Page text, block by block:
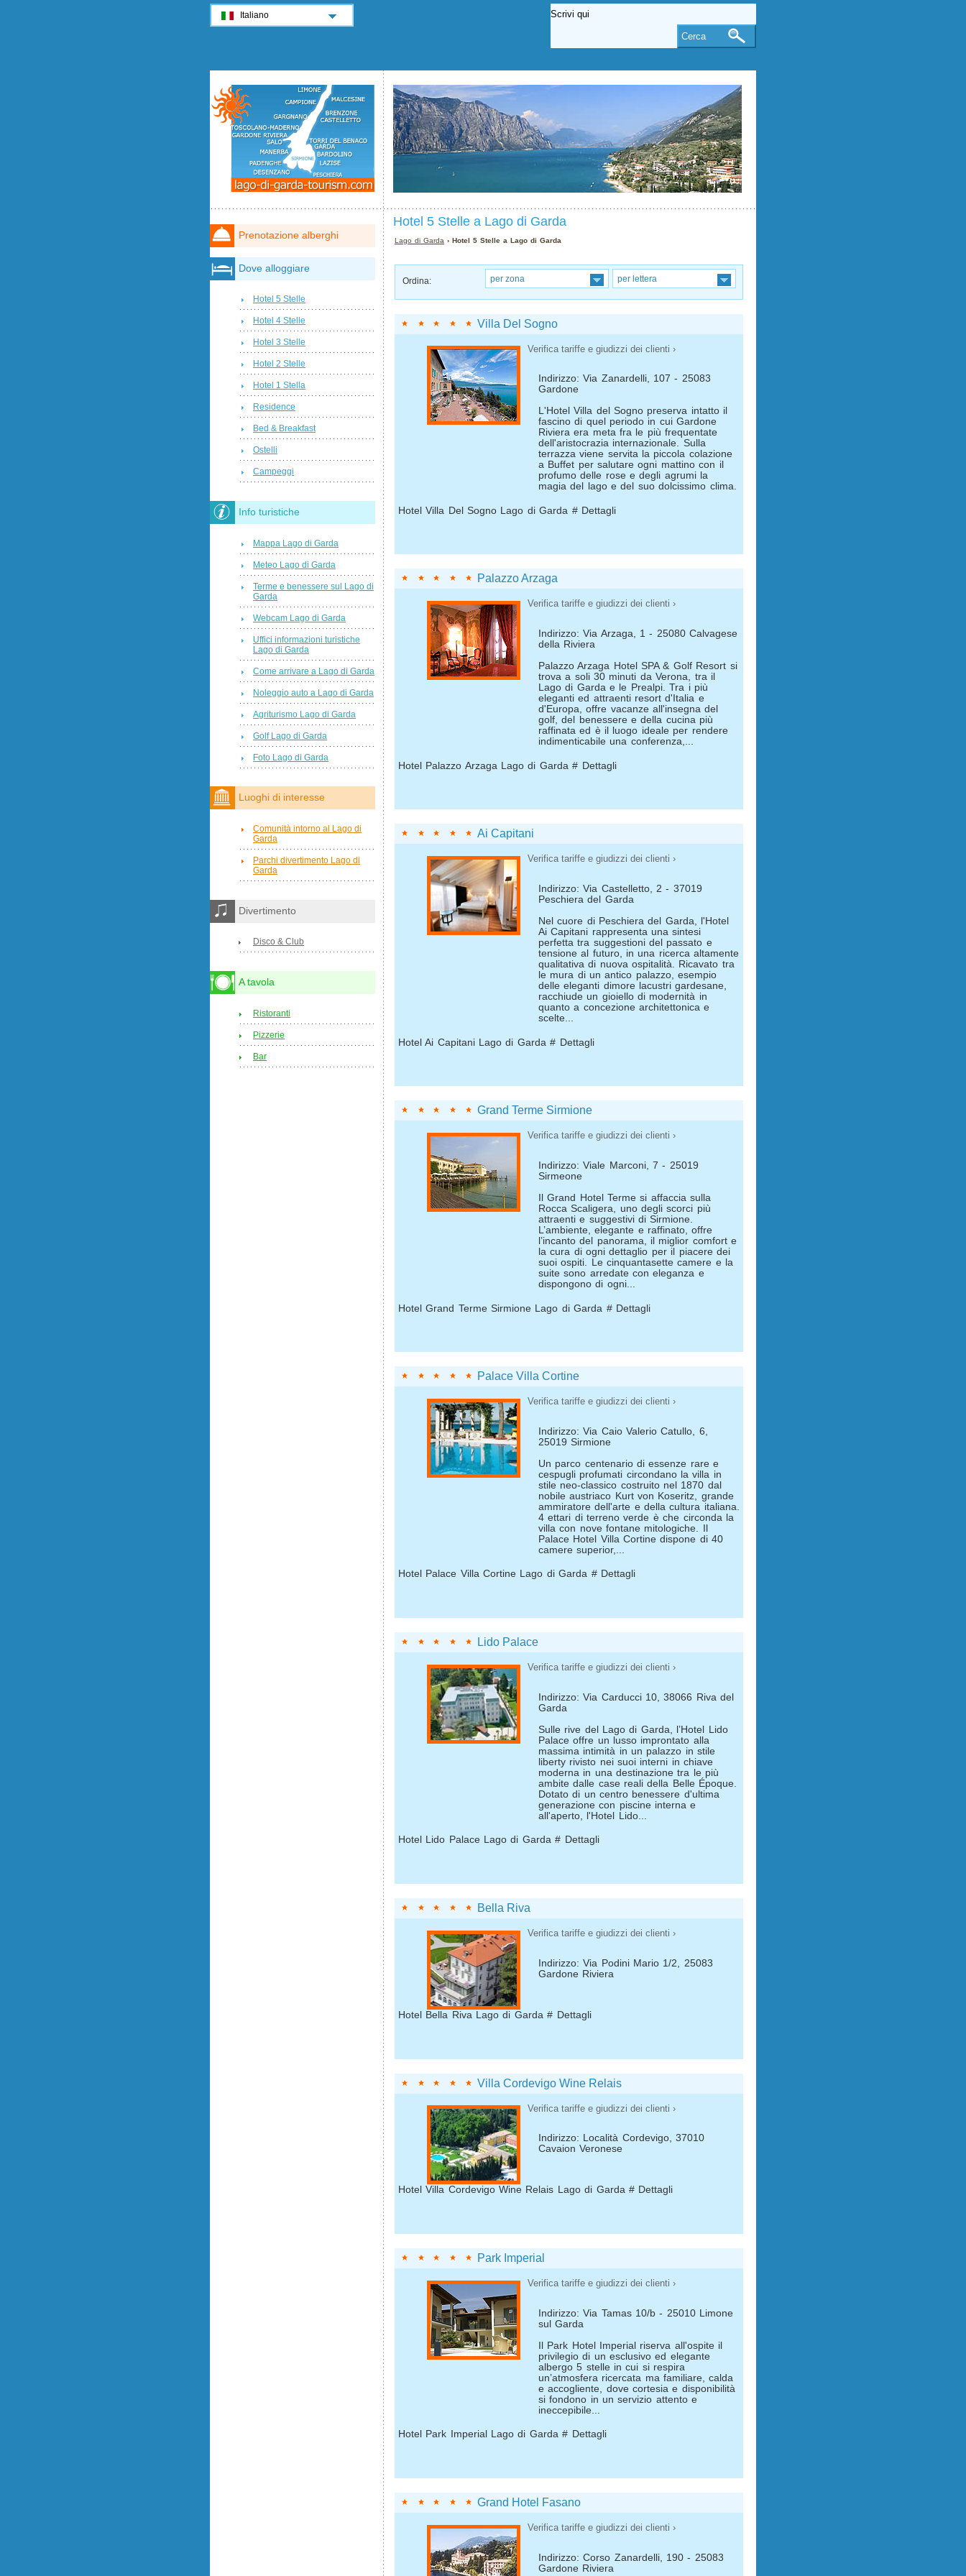
Hotel 5 Stelle a Lago di Garda
Lago di Garda › Hotel 5 Stelle a Lago di Garda
Ordina: per zona per lettera
Villa Del Sogno
Verifica tariffe e giudizzi dei clienti ›
Indirizzo: Via Zanardelli, 107 - 25083
Gardone
L'Hotel Villa del Sogno preserva intatto il
fascino di quel periodo in cui Gardone
Riviera era meta fra le più frequentate
dell'aristocrazia internazionale. Sulla
terrazza viene servita la piccola colazione
a Buffet per salutare ogni mattino con il
profumo delle rose e degli agrumi la
magia del lago e del suo dolcissimo clima.
Hotel Villa Del Sogno Lago di Garda # Dettagli
Palazzo Arzaga
Verifica tariffe e giudizzi dei clienti ›
Indirizzo: Via Arzaga, 1 - 25080 Calvagese
della Riviera
Palazzo Arzaga Hotel SPA & Golf Resort si
trova a soli 30 minuti da Verona, tra il
Lago di Garda e le Prealpi. Tra i più
eleganti ed attraenti resort d'Italia e
d'Europa, offre vacanze all'insegna del
golf, del benessere e della cucina più
raffinata ed è il luogo ideale per rendere
indimenticabile una conferenza,...
Hotel Palazzo Arzaga Lago di Garda # Dettagli
Ai Capitani
Verifica tariffe e giudizzi dei clienti ›
Indirizzo: Via Castelletto, 2 - 37019
Peschiera del Garda
Nel cuore di Peschiera del Garda, l'Hotel
Ai Capitani rappresenta una sintesi
perfetta tra suggestioni del passato e
tensione al futuro, in una ricerca altamente
qualitativa di nuova ospitalità. Ricavato tra
le mura di un antico palazzo, esempio
delle eleganti dimore lacustri gardesane,
racchiude un gioiello di modernità in
quanto a concezione architettonica e
scelte...
Hotel Ai Capitani Lago di Garda # Dettagli
Grand Terme Sirmione
Verifica tariffe e giudizzi dei clienti ›
Indirizzo: Viale Marconi, 7 - 25019
Sirmeone
Il Grand Hotel Terme si affaccia sulla
Rocca Scaligera, uno degli scorci più
attraenti e suggestivi di Sirmione.
L’ambiente, elegante e raffinato, offre
l’incanto del panorama, il miglior comfort e
la cura di ogni dettaglio per il piacere dei
suoi ospiti. Le cinquantasette camere e la
suite sono arredate con eleganza e
dispongono di ogni...
Hotel Grand Terme Sirmione Lago di Garda # Dettagli
Palace Villa Cortine
Verifica tariffe e giudizzi dei clienti ›
Indirizzo: Via Caio Valerio Catullo, 6,
25019 Sirmione
Un parco centenario di essenze rare e
cespugli profumati circondano la villa in
stile neo-classico costruito nel 1870 dal
nobile austriaco Kurt von Koseritz, grande
ammiratore dell'arte e della cultura italiana.
4 ettari di terreno verde è che circonda la
villa con nove fontane mitologiche. Il
Palace Hotel Villa Cortine dispone di 40
camere superior,...
Hotel Palace Villa Cortine Lago di Garda # Dettagli
Lido Palace
Verifica tariffe e giudizzi dei clienti ›
Indirizzo: Via Carducci 10, 38066 Riva del
Garda
Sulle rive del Lago di Garda, l’Hotel Lido
Palace offre un lusso improntato alla
massima intimità in un palazzo in stile
liberty rivisto nei suoi interni in chiave
moderna in una destinazione tra le più
ambite dalle case reali della Belle Époque.
Dotato di un centro benessere d'ultima
generazione con piscine interna e
all'aperto, l'Hotel Lido...
Hotel Lido Palace Lago di Garda # Dettagli
Bella Riva
Verifica tariffe e giudizzi dei clienti ›
Indirizzo: Via Podini Mario 1/2, 25083
Gardone Riviera
Hotel Bella Riva Lago di Garda # Dettagli
Villa Cordevigo Wine Relais
Verifica tariffe e giudizzi dei clienti ›
Indirizzo: Località Cordevigo, 37010
Cavaion Veronese
Hotel Villa Cordevigo Wine Relais Lago di Garda # Dettagli
Park Imperial
Verifica tariffe e giudizzi dei clienti ›
Indirizzo: Via Tamas 10/b - 25010 Limone
sul Garda
Il Park Hotel Imperial riserva all'ospite il
privilegio di un esclusivo ed elegante
albergo 5 stelle in cui si respira
un’atmosfera ricercata ma familiare, calda
e accogliente, dove cortesia e disponibilità
si fondono in un servizio attento e
ineccepibile...
Hotel Park Imperial Lago di Garda # Dettagli
Grand Hotel Fasano
Verifica tariffe e giudizzi dei clienti ›
Indirizzo: Corso Zanardelli, 190 - 25083
Gardone Riviera
Prenotazione alberghi
Dove alloggiare
Hotel 5 Stelle
Hotel 4 Stelle
Hotel 3 Stelle
Hotel 2 Stelle
Hotel 1 Stella
Residence
Bed & Breakfast
Ostelli
Campeggi
Info turistiche
Mappa Lago di Garda
Meteo Lago di Garda
Terme e benessere sul Lago di
Garda
Webcam Lago di Garda
Uffici informazioni turistiche
Lago di Garda
Come arrivare a Lago di Garda
Noleggio auto a Lago di Garda
Agriturismo Lago di Garda
Golf Lago di Garda
Foto Lago di Garda
Luoghi di interesse
Comunità intorno al Lago di
Garda
Parchi divertimento Lago di
Garda
Divertimento
Disco & Club
A tavola
Ristoranti
Pizzerie
Bar
Italiano
Cerca